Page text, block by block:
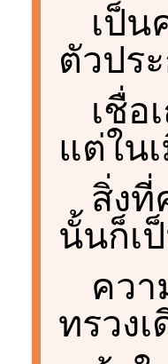
เป็น
ตัวปร
เชื่อ
แต่ใน
สิ่งที่
นั้นก็เ
ควา
ทรวง